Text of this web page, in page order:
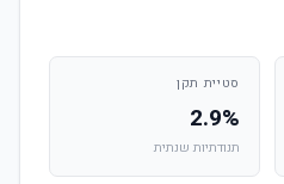
סטיית תקן
2.9%
תנודתיות שנתית